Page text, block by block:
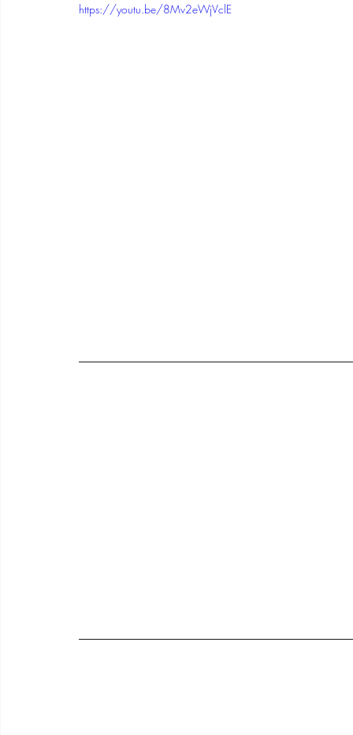
https://youtu.be/8Mv2eWjVclE